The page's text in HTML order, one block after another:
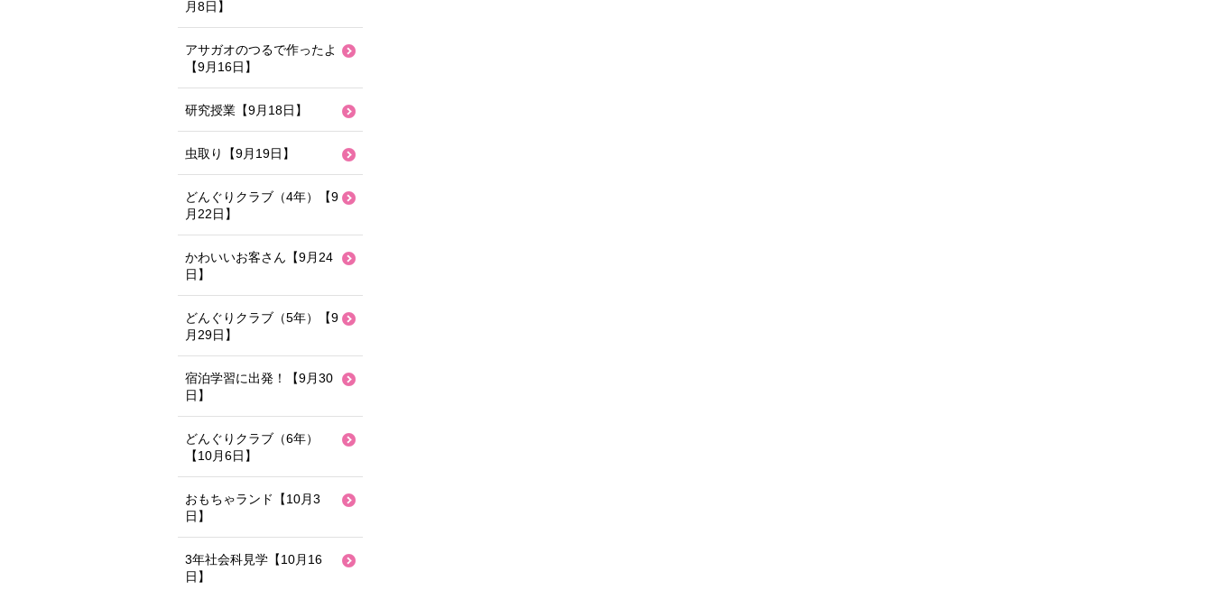
月8日】
アサガオのつるで作ったよ
【9月16日】
研究授業【9月18日】
虫取り【9月19日】
どんぐりクラブ（4年）【9
月22日】
かわいいお客さん【9月24
日】
どんぐりクラブ（5年）【9
月29日】
宿泊学習に出発！【9月30
日】
どんぐりクラブ（6年）
【10月6日】
おもちゃランド【10月3
日】
3年社会科見学【10月16
日】